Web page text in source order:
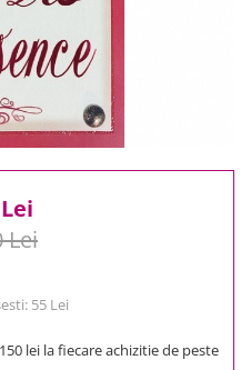
Lei
55 Lei
lei la fiecare achizitie de peste